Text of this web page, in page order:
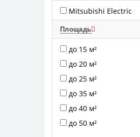
Mitsubishi Electric
Площадь
до 15 м²
до 20 м²
до 25 м²
до 35 м²
до 40 м²
до 50 м²